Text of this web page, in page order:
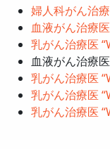
婦人科がん治
血液がん治療
乳がん治療医
血液がん治療
乳がん治療医
乳がん治療医
乳がん治療医